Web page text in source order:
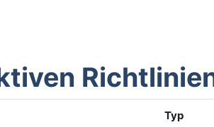
Typ